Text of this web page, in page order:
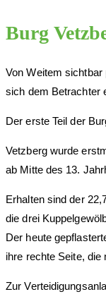
Burg
Von Weitem
sich dem Betrachter
Der erste Teil der
Vetzberg wurde
ab Mitte des 13.
Erhalten sind der
die drei
Der heute
ihre rechte Seite,
Zur